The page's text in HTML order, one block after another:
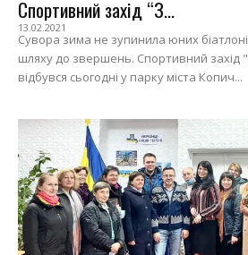
Спортивний захід “З...
13.02.2021
Сувора зима не зупинила юних
шляху до звершень. Спортивний захід
відбувся сьогодні у парку міста Копич...